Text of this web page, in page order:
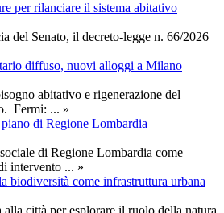
per rilanciare il sistema abitativo
del Senato, il decreto-legge n. 66/2026
diffuso, nuovi alloggi a Milano
abitativo e rigenerazione del
Fermi: ... »
di Regione Lombardia
di Regione Lombardia come
intervento ... »
biodiversità come infrastruttura urbana
alla città per esplorare il ruolo della natura